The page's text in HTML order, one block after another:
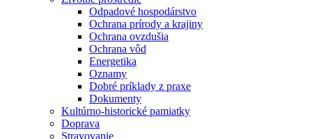
Odpadové hospodárstvo
Ochrana prírody a krajiny
Ochrana ovzdušia
Ochrana vôd
Energetika
Oznamy
Dobré príklady z praxe
Dokumenty
Kultúrno-historické pamiatky
Doprava
Stravovanie